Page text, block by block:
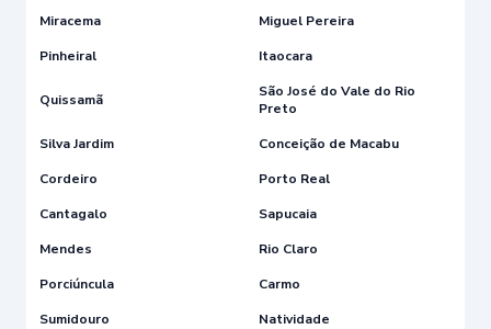
Miracema
Miguel Pereira
Pinheiral
Itaocara
Quissamã
São José do Vale do Rio
Preto
Silva Jardim
Conceição de Macabu
Cordeiro
Porto Real
Cantagalo
Sapucaia
Mendes
Rio Claro
Porciúncula
Carmo
Sumidouro
Natividade